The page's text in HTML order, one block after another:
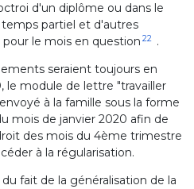
d'un diplôme ou dans le
partiel et d'autres
le mois en question 22 .
seraient toujours en
le module de lettre "travailler
à la famille sous la forme
mois de janvier 2020 afin de
des mois du 4ème trimestre
à la régularisation.
fait de la généralisation de la